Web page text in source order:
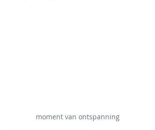
moment van ontspanning